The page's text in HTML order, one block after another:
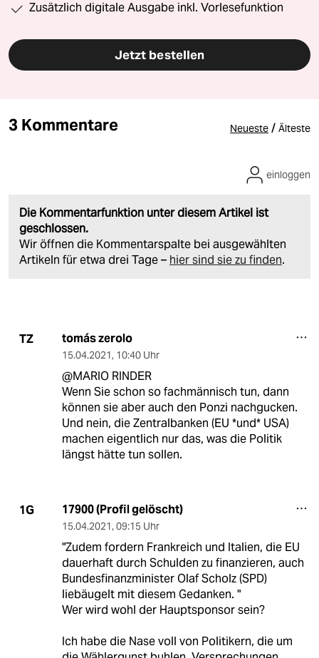
Zusätzlich digitale Ausgabe inkl. Vorlesefunktion
Jetzt bestellen
3 Kommentare Neueste / Älteste
Die Kommentarfunktion unter diesem Artikel ist
geschlossen.
Wir öffnen die Kommentarspalte bei ausgewählten
Artikeln für etwa drei Tage – hier sind sie zu finden.
einloggen
TZ tomás zerolo
15.04.2021, 10:40 Uhr
@MARIO RINDER
Wenn Sie schon so fachmännisch tun, dann
können sie aber auch den Ponzi nachgucken.
Und nein, die Zentralbanken (EU *und* USA)
machen eigentlich nur das, was die Politik
längst hätte tun sollen.
1G 17900 (Profil gelöscht)
15.04.2021, 09:15 Uhr
"Zudem fordern Frankreich und Italien, die EU
dauerhaft durch Schulden zu finanzieren, auch
Bundesfinanzminister Olaf Scholz (SPD)
liebäugelt mit diesem Gedanken. "
Wer wird wohl der Hauptsponsor sein?
Ich habe die Nase voll von Politikern, die um